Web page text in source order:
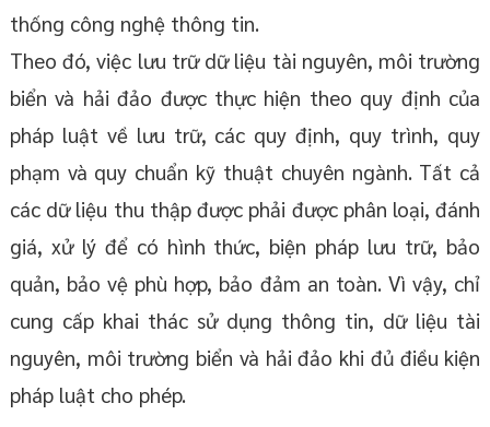
thống công nghệ thông tin.
Theo đó, việc lưu trữ dữ liệu tài nguyên, môi trường
biển và hải đảo được thực hiện theo quy định của
pháp luật về lưu trữ, các quy định, quy trình, quy
phạm và quy chuẩn kỹ thuật chuyên ngành. Tất cả
các dữ liệu thu thập được phải được phân loại, đánh
giá, xử lý để có hình thức, biện pháp lưu trữ, bảo
quản, bảo vệ phù hợp, bảo đảm an toàn. Vì vậy, chỉ
cung cấp khai thác sử dụng thông tin, dữ liệu tài
nguyên, môi trường biển và hải đảo khi đủ điều kiện
pháp luật cho phép.